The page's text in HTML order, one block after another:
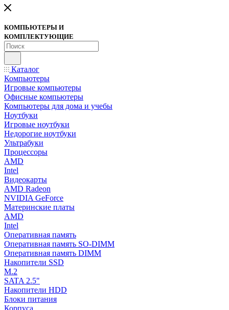
КОМПЬЮТЕРЫ И
КОМПЛЕКТУЮЩИЕ
Каталог
Компьютеры
Игровые компьютеры
Офисные компьютеры
Компьютеры для дома и учебы
Ноутбуки
Игровые ноутбуки
Недорогие ноутбуки
Ультрабуки
Процессоры
AMD
Intel
Видеокарты
AMD Radeon
NVIDIA GeForce
Материнские платы
AMD
Intel
Оперативная память
Оперативная память SO-DIMM
Оперативная память DIMM
Накопители SSD
M.2
SATA 2.5"
Накопители HDD
Блоки питания
Корпуса